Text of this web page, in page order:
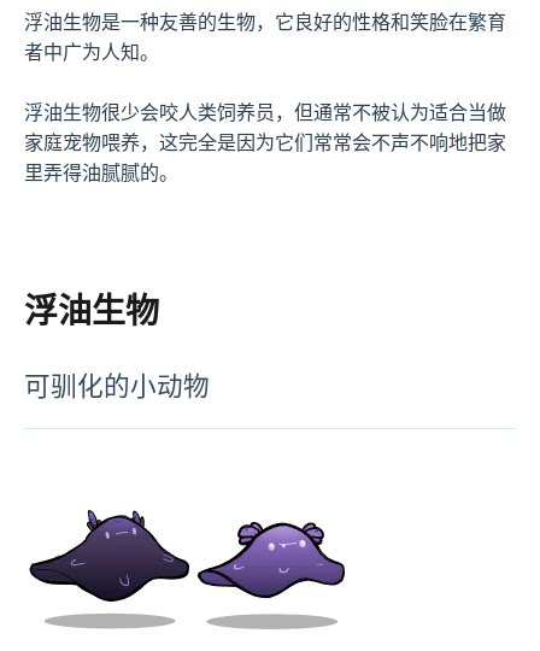
浮油生物是一种友善的生物，它良好的性格和笑脸在繁育
者中广为人知。
浮油生物很少会咬人类饲养员，但通常不被认为适合当做
家庭宠物喂养，这完全是因为它们常常会不声不响地把家
里弄得油腻腻的。
浮油生物
可驯化的小动物